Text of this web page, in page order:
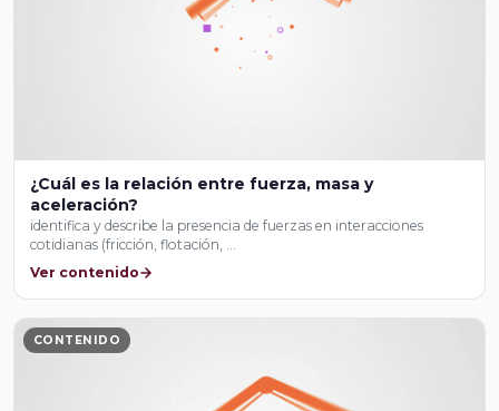
¿Cuál es la relación entre fuerza, masa y
aceleración?
identifica y describe la presencia de fuerzas en interacciones
cotidianas (fricción, flotación, …
Ver contenido
CONTENIDO